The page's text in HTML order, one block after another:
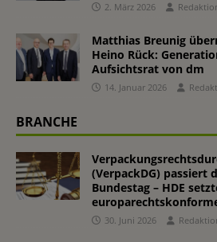
2. März 2026
Matthias Breunig
Heino Rück:
Aufsichtsrat von dm
14. Januar 2026
BRANCHE
(VerpackDG) passiert
Bundestag – HDE
30. Juni 2026